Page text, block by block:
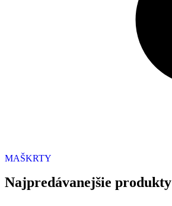
MAŠKRTY
Najpredávanejšie produkty